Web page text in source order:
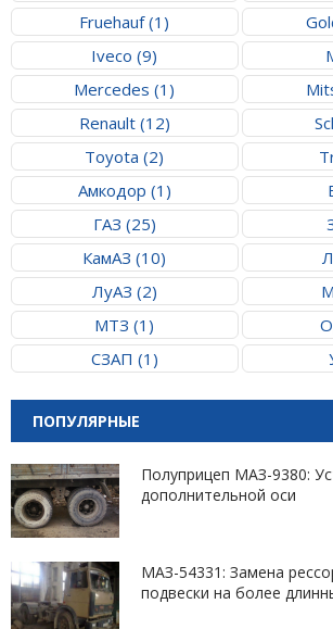
Fruehauf (1)
Iveco (9)
Mercedes (1)
Renault (12)
Toyota (2)
Амкодор (1)
ГАЗ (25)
КамАЗ (10)
ЛуАЗ (2)
МТЗ (1)
СЗАП (1)
ПОПУЛЯРНЫЕ
Полуприцеп МАЗ-9380:
дополнительной оси
МАЗ-54331: Замена
подвески на более